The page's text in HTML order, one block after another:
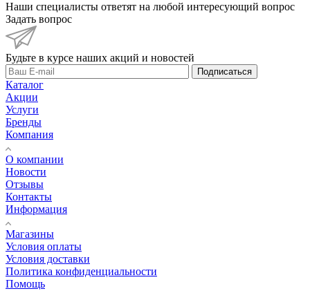
Наши специалисты ответят на любой интересующий вопрос
Задать вопрос
Будьте в курсе наших акций и новостей
Подписаться
Каталог
Акции
Услуги
Бренды
Компания
О компании
Новости
Отзывы
Контакты
Информация
Магазины
Условия оплаты
Условия доставки
Политика конфиденциальности
Помощь